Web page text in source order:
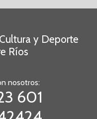
y Deporte
Ríos
nosotros:
601